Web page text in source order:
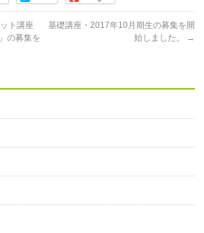
ト講座
の募集を
基礎講座・2017年10月期生の募集を開
始しました。
→